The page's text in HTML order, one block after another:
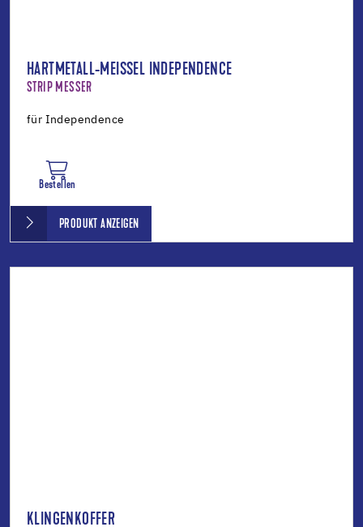
HARTMETALL-MEISSEL INDEPENDENCE
STRIP MESSER
für Independence
Bestellen
PRODUKT ANZEIGEN
KLINGENKOFFER